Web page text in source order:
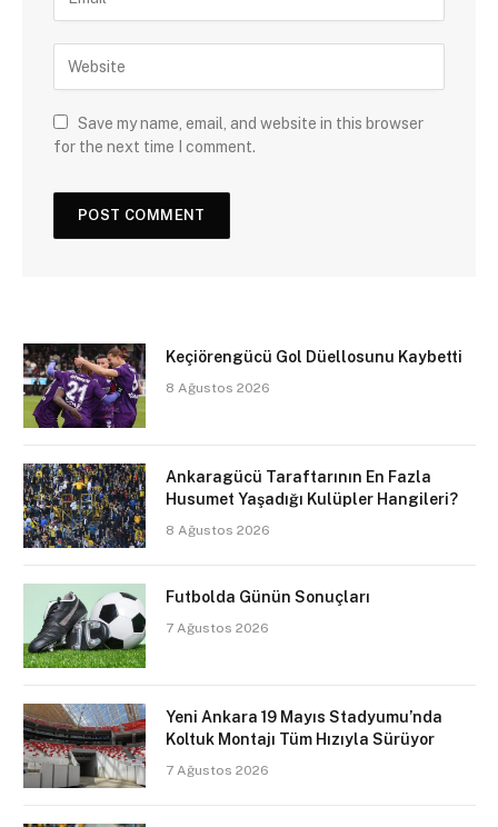
Save my name, email, and website in this browser
for the next time I comment.
Keçiörengücü Gol Düellosunu Kaybetti
8 Ağustos 2026
Ankaragücü Taraftarının En Fazla
Husumet Yaşadığı Kulüpler Hangileri?
8 Ağustos 2026
Futbolda Günün Sonuçları
7 Ağustos 2026
Yeni Ankara 19 Mayıs Stadyumu’nda
Koltuk Montajı Tüm Hızıyla Sürüyor
7 Ağustos 2026